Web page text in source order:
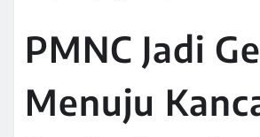
PMNC Jadi
Menuju